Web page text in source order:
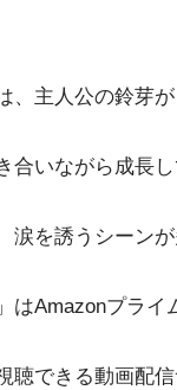
、主人公の鈴芽
いながら成長
を誘うシーンが
はAmazonプライ
聴できる動画配